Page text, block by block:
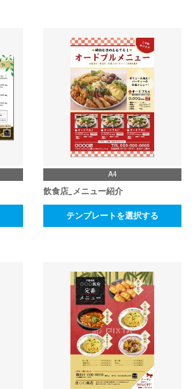
A4
飲食店_メニュー紹介
テンプレートを選択する